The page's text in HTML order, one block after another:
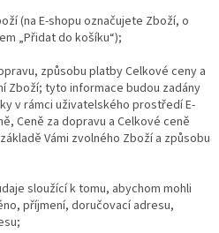
(na E-shopu označujete Zboží, o
„Přidat do košíku“);
způsobu platby Celkové ceny a
Zboží; tyto informace budou zadány
v rámci uživatelského prostředí E-
Ceně za dopravu a Celkové ceně
Vámi zvolného Zboží a způsobu
sloužící k tomu, abychom mohli
příjmení, doručovací adresu,